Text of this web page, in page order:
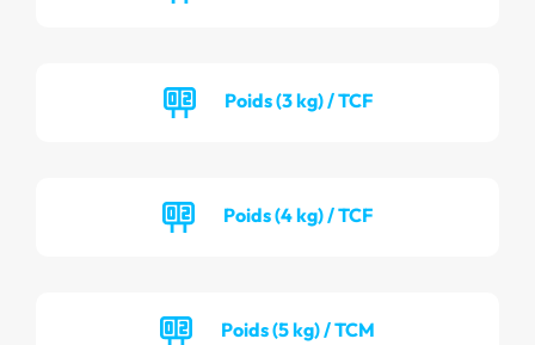
Poids (3 kg) / TCF
Poids (4 kg) / TCF
Poids (5 kg) / TCM